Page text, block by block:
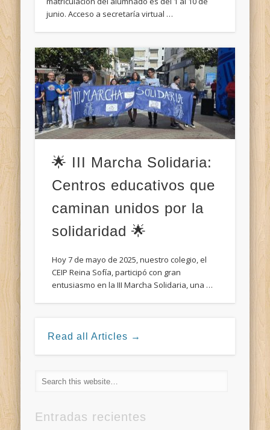
junio. Acceso a secretaría virtual …
🌟 III Marcha Solidaria:
Centros educativos que
caminan unidos por la
solidaridad 🌟
Hoy 7 de mayo de 2025, nuestro colegio, el
CEIP Reina Sofía, participó con gran
entusiasmo en la III Marcha Solidaria, una …
Read all Articles →
Entradas recientes